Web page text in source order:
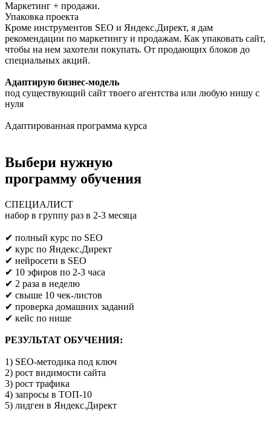
Маркетинг + продажи.
Упаковка проекта
Кроме инструментов SEO и Яндекс.Директ, я дам
рекомендации по маркетингу и продажам. Как упаковать сайт,
чтобы на нем захотели покупать. От продающих блоков до
специальных акций.
Адаптирую бизнес-модель
под существующий сайт твоего агентства или любую нишу с
нуля
Адаптированная программа курса
Выбери нужную
программу обучения
СПЕЦИАЛИСТ
набор в группу раз в 2-3 месяца
✔ полный курс по SEO
✔ курс по Яндекс.Директ
✔ нейросети в SEO
✔ 10 эфиров по 2-3 часа
✔ 2 раза в неделю
✔ свыше 10 чек-листов
✔ проверка домашних заданий
✔ кейс по нише
РЕЗУЛЬТАТ ОБУЧЕНИЯ:
1) SEO-методика под ключ
2) рост видимости сайта
3) рост трафика
4) запросы в ТОП-10
5) лидген в Яндекс.Директ